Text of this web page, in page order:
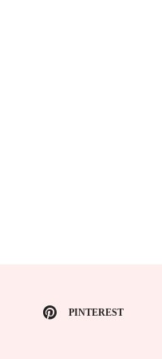
PINTEREST